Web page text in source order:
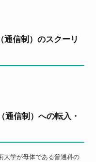
通信制）のスクーリ
通信制）への転入・
大学が母体である普通科の